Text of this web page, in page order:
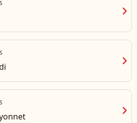
chevron_right
chevron_right
chevron_right